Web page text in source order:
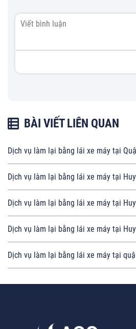
BÀI VIẾT LIÊN QUAN
Dịch vụ làm lại bằng lái xe máy tại
Dịch vụ làm lại bằng lái xe máy tại
Dịch vụ làm lại bằng lái xe máy tại
Dịch vụ làm lại bằng lái xe máy tại
Dịch vụ làm lại bằng lái xe máy tại